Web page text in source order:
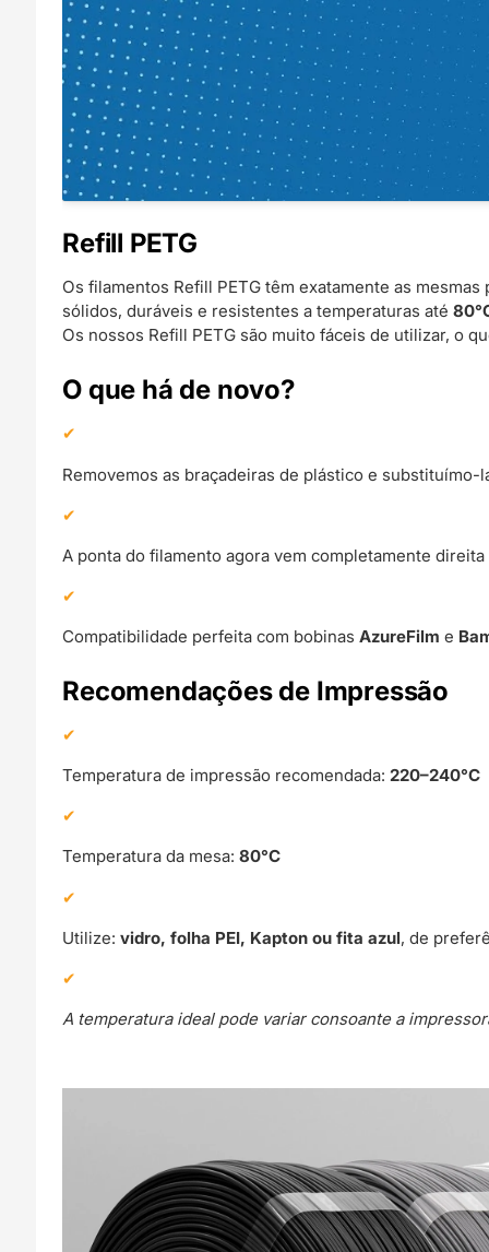
Refill PETG
Os filamentos Refill PETG têm exatamente as
sólidos, duráveis e resistentes a temperaturas até
Os nossos Refill PETG são muito fáceis de utilizar, o
O que há de novo?
Removemos as braçadeiras de plástico e
A ponta do filamento agora vem completamente
Compatibilidade perfeita com bobinasAzureFilm e
Recomendações de Impressão
Temperatura de impressão recomendada:220–240°C
Temperatura da mesa:80°C
Utilize:vidro, folha PEI, Kapton ou fita azul, de
A temperatura ideal pode variar consoante a